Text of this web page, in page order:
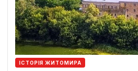
ІСТОРІЯ ЖИТОМИРА